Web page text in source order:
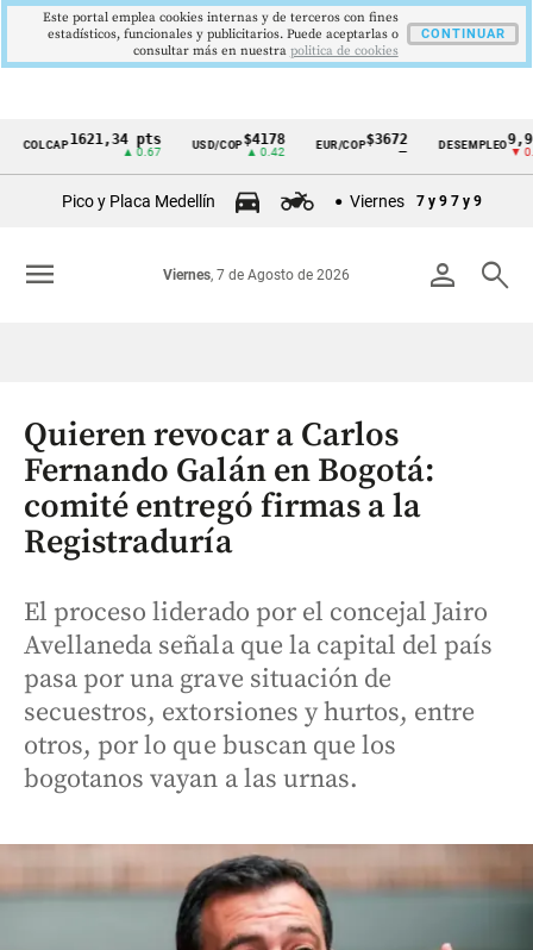
Cintillo
Colombia
1621,34 pts
▲ 0.67
USD/COP$4178
▲ 0.42
EUR/COP$3672 DESEMPLEO9,9 %
▼ 0.30
Pico y Placa Medellín Viernes 7 y 9 7 y 9
person search
Viernes, 7 de Agosto de 2026
menu
Quieren revocar a Carlos
Fernando Galán en Bogotá:
comité entregó firmas a la
Registraduría
El proceso liderado por el concejal Jairo
Avellaneda señala que la capital del país
pasa por una grave situación de
secuestros, extorsiones y hurtos, entre
otros, por lo que buscan que los
bogotanos vayan a las urnas.
Este portal emplea cookies internas y de terceros con fines
estadísticos, funcionales y publicitarios. Puede aceptarlas o
consultar más en nuestra politica de cookies
CONTINUAR